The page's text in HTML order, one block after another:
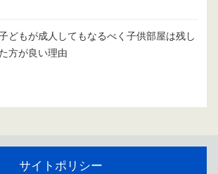
どもが成人してもなるべく子供部屋は残し
た方が良い理由
サイトポリシー